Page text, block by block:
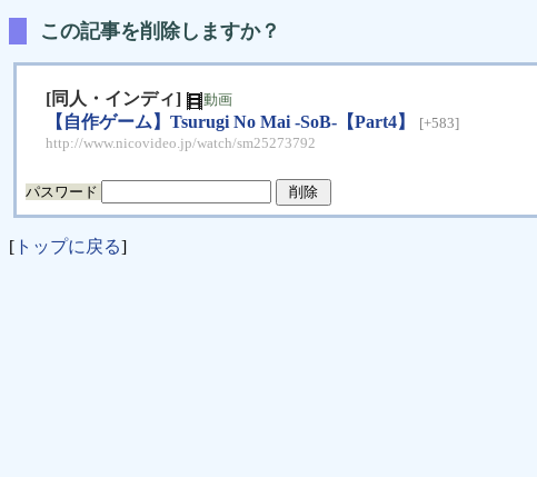
この記事を削除しますか？
[同人・インディ] 動画
【自作ゲーム】Tsurugi No Mai -SoB-【Part4】
[+583]
http://www.nicovideo.jp/watch/sm25273792
パスワード
[ トップに戻る]